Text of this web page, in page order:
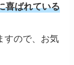
喜ばれている
すので、お気